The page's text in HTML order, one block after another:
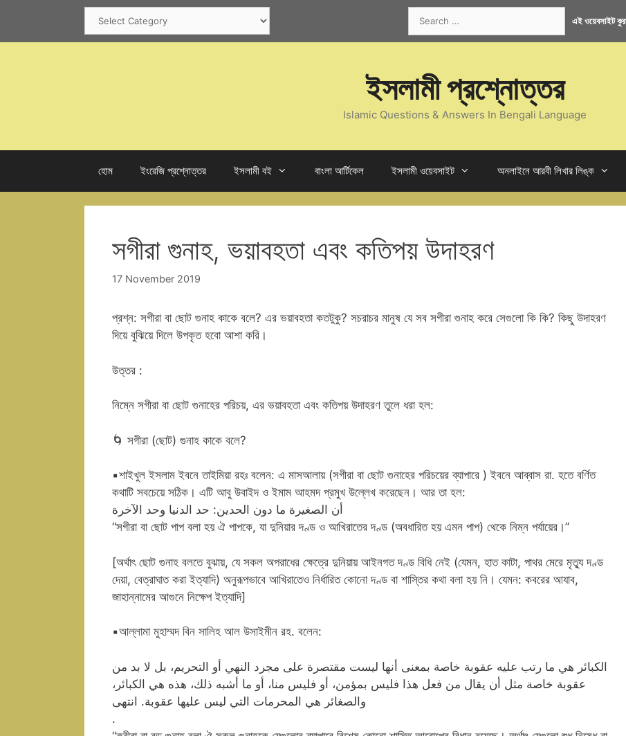
content
for:
এই ওয়েবসাইট
ইসলামী প্রশ্নোত্তর
Islamic Questions & Answers In Bengali Language
হোম ইংরেজি প্রশ্নোত্তর ইসলামী বই বাংলা আর্টিকেল ইসলামী ওয়েবসাইট অনলাইনে আরবী লিখার লিঙ্ক
সগীরা গুনাহ, ভয়াবহতা এবং কতিপয় উদাহরণ
17 November 2019
প্রশ্ন: সগীরা বা ছোট গুনাহ কাকে বলে? এর ভয়াবহতা কতটুকু? সচরাচর মানুষ যে সব সগীরা গুনাহ করে সেগুলো কি কি? কিছু উদাহরণ
দিয়ে বুঝিয়ে দিলে উপকৃত হবো আশা করি।
উত্তর :
নিম্নে সগীরা বা ছোট গুনাহের পরিচয়, এর ভয়াবহতা এবং কতিপয় উদাহরণ তুলে ধরা হল:
🌀 সগীরা (ছোট) গুনাহ কাকে বলে?
▪শাইখুল ইসলাম ইবনে তাইমিয়া রহঃ বলেন: এ মাসআলায় (সগীরা বা ছোট গুনাহের পরিচয়ের ব্যাপারে ) ইবনে আব্বাস রা. হতে বর্ণিত
কথাটি সবচেয়ে সঠিক। এটি আবু উবাইদ ও ইমাম আহমদ প্রমুখ উল্লেখ করেছেন। আর তা হল:
أن الصغيرة ما دون الحدين: حد الدنيا وحد الآخرة
“সগীরা বা ছোট পাপ বলা হয় ঐ পাপকে, যা দুনিয়ার দণ্ড ও আখিরাতের দণ্ড (অবধারিত হয় এমন পাপ) থেকে নিম্ন পর্যায়ের।”
[অর্থাৎ ছোট গুনাহ বলতে বুঝায়, যে সকল অপরাধের ক্ষেত্রে দুনিয়ায় আইনগত দণ্ড বিধি নেই (যেমন, হাত কাটা, পাথর মেরে মৃত্যু দণ্ড
দেয়া, বেত্রাঘাত করা ইত্যাদি) অনুরূপভাবে আখিরাতেও নির্ধারিত কোনো দণ্ড বা শাস্তির কথা বলা হয় নি। যেমন: কবরের আযাব,
জাহান্নামের আগুনে নিক্ষেপ ইত্যাদি]
▪আল্লামা মুহাম্মদ বিন সালিহ আল উসাইমীন রহ. বলেন:
الكبائر هي ما رتب عليه عقوبة خاصة بمعنى أنها ليست مقتصرة على مجرد النهي أو التحريم، بل لا بد من
عقوبة خاصة مثل أن يقال من فعل هذا فليس بمؤمن، أو فليس منا، أو ما أشبه ذلك، هذه هي الكبائر،
والصغائر هي المحرمات التي ليس عليها عقوبة. انتهى
.